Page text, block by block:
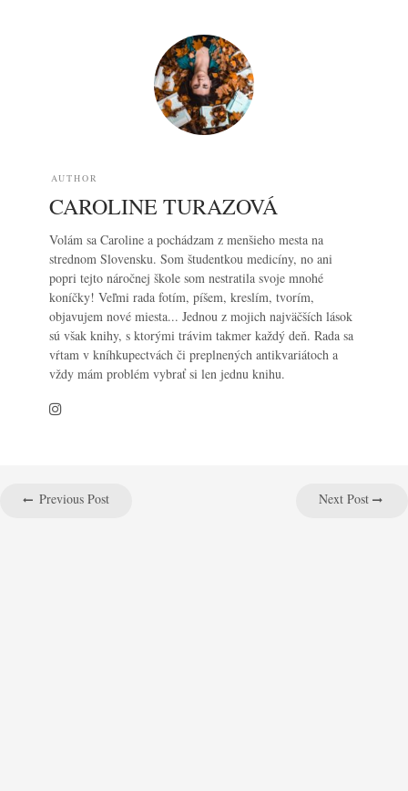
AUTHOR
CAROLINE TURAZOVÁ
Volám sa Caroline a pochádzam z menšieho mesta na
strednom Slovensku. Som študentkou medicíny, no ani
popri tejto náročnej škole som nestratila svoje mnohé
koníčky! Veľmi rada fotím, píšem, kreslím, tvorím,
objavujem nové miesta... Jednou z mojich najväčších lások
sú však knihy, s ktorými trávim takmer každý deň. Rada sa
vŕtam v kníhkupectvách či preplnených antikvariátoch a
vždy mám problém vybrať si len jednu knihu.
Previous Post Next Post